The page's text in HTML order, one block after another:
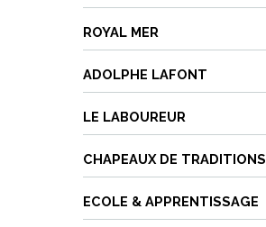
ROYAL MER
ADOLPHE LAFONT
LE LABOUREUR
CHAPEAUX DE TRADITIONS
ECOLE & APPRENTISSAGE